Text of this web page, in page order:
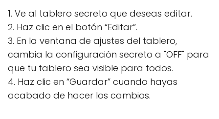
1. Ve al tablero secreto que deseas editar.
2. Haz clic en el botón “Editar”.
3. En la ventana de ajustes del tablero,
cambia la configuración secreto a "OFF" para
que tu tablero sea visible para todos.
4. Haz clic en “Guardar” cuando hayas
acabado de hacer los cambios.